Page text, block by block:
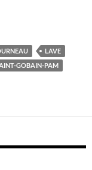
Mousson ?
LAVE
GOBAIN-PAM